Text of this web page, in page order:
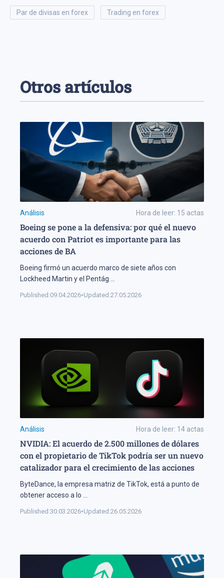
par de divisas en forex trading en forex
Otros artículos
Análisis Hora de leer: 15 actas
Boeing se pone a la defensiva: por qué el nuevo
acuerdo con Patriot es importante para las
acciones de BA
Boeing firmó un acuerdo marco de siete años con
Lockheed Martin y el Pentág
Published:09.04.2026•Updated:27.05.2026
Análisis Hora de leer: 14 actas
NVIDIA: El acuerdo de 2.500 millones de dólares
con el propietario de TikTok podría ser un nuevo
catalizador para el crecimiento de las acciones
ByteDance, la empresa matriz de TikTok, está a punto de
obtener acceso a lo
Published:30.03.2026•Updated:26.05.2026